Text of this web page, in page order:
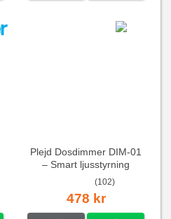
Plejd Dosdimmer DIM-01
– Smart ljusstyrning
(102)
478 kr